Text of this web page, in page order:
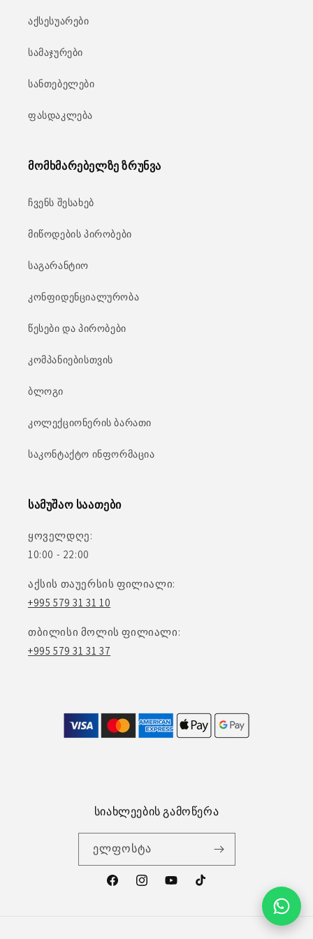
აქსესუარები
სამაჯურები
სანთებელები
ფასდაკლება
მომხმარებელზე ზრუნვა
ჩვენს შესახებ
მიწოდების პირობები
საგარანტიო
კონფიდენციალურობა
წესები და პირობები
კომპანიებისთვის
ბლოგი
კოლექციონერის ბარათი
საკონტაქტო ინფორმაცია
სამუშაო საათები
ყოველდღე:
10:00 - 22:00
აქსის თაუერსის ფილიალი:
+995 579 31 31 10
თბილისი მოლის ფილიალი:
+995 579 31 31 37
სიახლეების გამოწერა
ელფოსტა
ფეისბუქიინსტაგრამი